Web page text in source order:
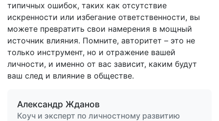
типичных ошибок, таких как отсутствие
искренности или избегание ответственности, вы
можете превратить свои намерения в мощный
источник влияния. Помните, авторитет – это не
только инструмент, но и отражение вашей
личности, и именно от вас зависит, каким будут
ваш след и влияние в обществе.
Александр Жданов
Коуч и эксперт по личностному развитию